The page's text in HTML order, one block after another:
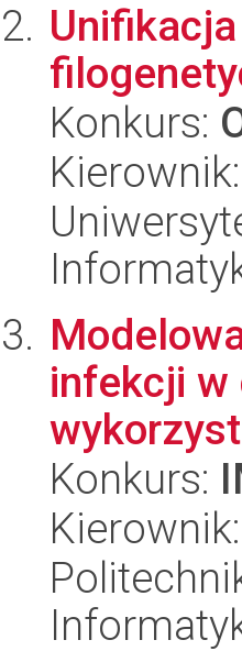
Konkurs:
infekcji w
Konkurs: